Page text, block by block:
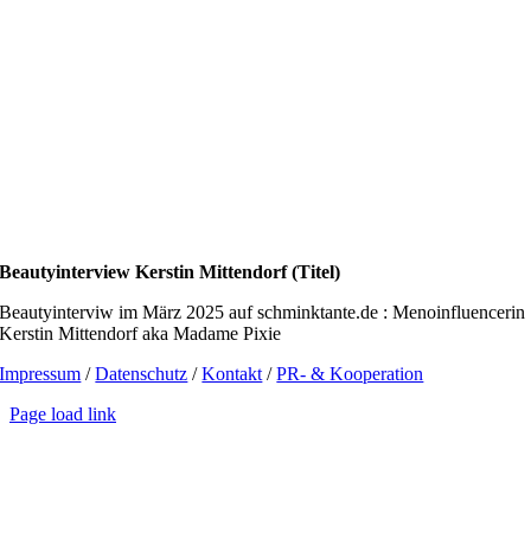
Beautyinterview Kerstin Mittendorf (Titel)
Beautyinterviw im März 2025 auf schminktante.de : Menoinfluencerin
Kerstin Mittendorf aka Madame Pixie
Impressum /Datenschutz /Kontakt /PR- & Kooperation
Page load link